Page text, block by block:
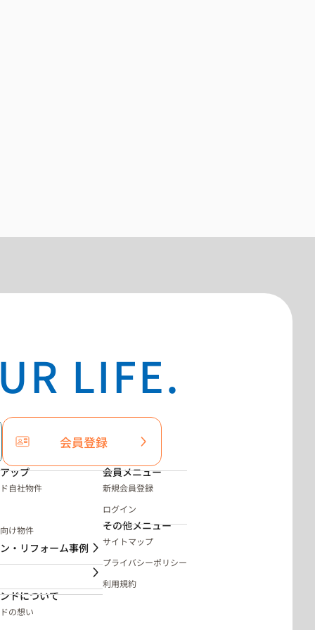
LIFE.
会員登録
ップ
自社物件
け物件
・リフォーム事例
ドについて
の想い
会員メニュー
新規会員登録
ログイン
その他メニュー
サイトマップ
プライバシーポリシー
利用規約